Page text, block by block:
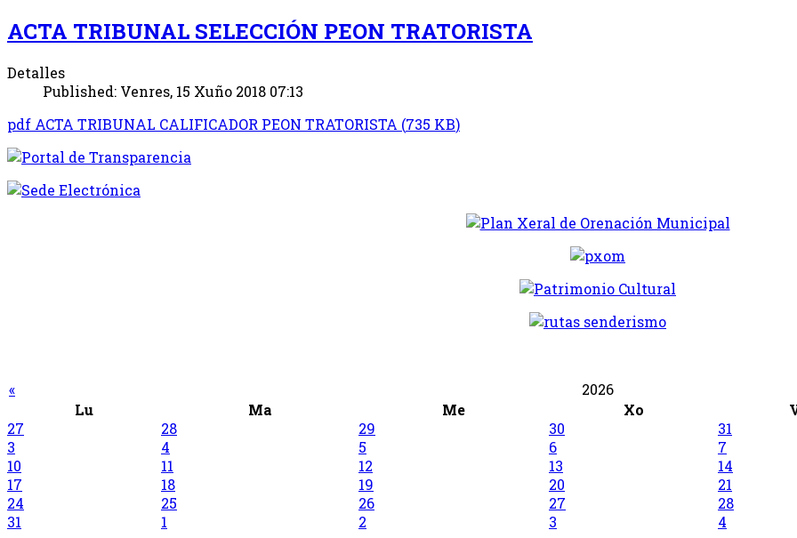
ACTA TRIBUNAL SELECCIÓN PEON TRATORISTA
Detalles
Published: Venres, 15 Xuño 2018 07:13
pdf ACTA TRIBUNAL CALIFICADOR PEON TRATORISTA (735 KB)
«
2026
Lu
Ma Me Xo
27
28 29 30
31
3
4 5 6
7
10
11 12 13
14
17
18 19 20
21
24
25 26 27
28
31
1 2 3 4